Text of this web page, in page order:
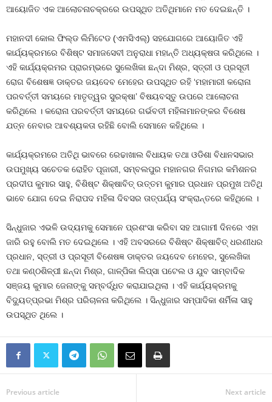
ଆୟୋଜିତ ଏକ ଆଲୋଚନାଚକ୍ରରେ ଉପସ୍ଥିତ ଅତିଥିମାନେ ମତ ଦେଇଛନ୍ତି ।
ମହାନଦୀ କୋଲ ଫିଲ୍ଡ ଲିମିଟେଡ (ଏମସିଏଲ୍‍) ସହଯୋଗରେ ଆୟୋଜିତ ଏହି
କାର୍ଯ୍ୟକ୍ରମରେ ବିଶିଷ୍ଟ ସମାଜସେବୀ ଅନୁରାଧା ମହାନ୍ତି ଅଧ୍ୟକ୍ଷତା କରିଥିଲେ ।
ଏହି କାର୍ଯ୍ୟକ୍ରମର ପ୍ରାରମ୍ଭରେ ସୁଲେଖିକା ଛନ୍ଦା ମିଶ୍ର, ସ୍ତ୍ରୀ ଓ ପ୍ରସୂତୀ
ରୋଗ ବିଶେଷଜ୍ଞ ଡାକ୍ତର ଜୟଦେବ ମେହେର ଉପସ୍ଥିତ ରହି ‘ମହାମାରୀ କରୋନା
ପରବର୍ତ୍ତୀ ସମୟରେ ମାତୃତ୍ୱର ସୁରକ୍ଷା’ ବିଷୟବସ୍ତୁ ଉପରେ ଆଲୋଚନା
କରିଥିଲେ । କରୋନା ପରବର୍ତ୍ତୀ ସମୟରେ ଗର୍ଭବତୀ ମହିଳାମାନଙ୍କର ବିଶେଷ
ଯତ୍ନ ନେବାର ଆବଶ୍ୟକତା ରହିଛି ବୋଲି ସେମାନେ କହିଥିଲେ ।
କାର୍ଯ୍ୟକ୍ରମରେ ଅତିଥି ଭାବରେ ରେଢାଖାଲ ବିଧାୟକ ତଥା ଓଡିଶା ବିଧାନସଭାର
ଉପମୁଖ୍ୟ ସଚେତକ ରୋହିତ ପୂଜାରୀ, ସମ୍ବଲପୁର ମହାନଗର ନିଗମର କମିଶନର
ପ୍ରଦୀପ କୁମାର ସାହୁ, ବିଶିଷ୍ଟ ଶିକ୍ଷାବିତ୍‍ ଉତ୍ତମ କୁମାର ପ୍ରଧାନ ପ୍ରମୁଖ ଅତିଥି
ଭାବେ ଯୋଗ ଦେଇ ନିରାପଦ ମହିଳା ଦିବସର ତାତ୍ପର୍ଯ୍ୟ ସଂକ୍ରାନ୍ତରେ କହିଥିଲେ ।
ସିନ୍ଧୁଜାର ଏଭଳି ଉଦ୍ୟମକୁ ସେମାନେ ପ୍ରଶଂସା କରିବା ସହ ଆଗାମୀ ଦିନରେ ଏହା
ଜାରି ରହୁ ବୋଲି ମତ ଦେଇଥିଲେ । ଏହି ଅବସରରେ ବିଶିଷ୍ଟ ଶିକ୍ଷାବିତ୍‍ ଧରଣୀଧର
ପ୍ରଧାନ, ସ୍ତ୍ରୀ ଓ ପ୍ରସୂତୀ ବିଶେଷଜ୍ଞ ଡାକ୍ତର ଜୟଦେବ ମେହେର, ସୁଲେଖିକା
ତଥା କଣ୍ଠଶିଳ୍ପୀ ଛନ୍ଦା ମିଶ୍ର, ଗାଳ୍ପିକା ଲିପ୍‍ସା ପଟେଲ ଓ ଯୁବ ସାମ୍ବାଦିକ
ସଞ୍ଜୟ କୁମାର ଜେନାଙ୍କୁ ସମ୍ବର୍ଦ୍ଧିତ କରାଯାଇଥିଲା । ଏହି କାର୍ଯ୍ୟକ୍ରମକୁ
ବିଦ୍ୟୁତ୍‍ପ୍ରଭା ମିଶ୍ର ପରିଚାଳନା କରିଥିଲେ । ସିନ୍ଧୁଜାର ସମ୍ପାଦିକା ଶର୍ମିଳା ସାହୁ
ଉପସ୍ଥିତ ଥିଲେ ।
Previous article Next article